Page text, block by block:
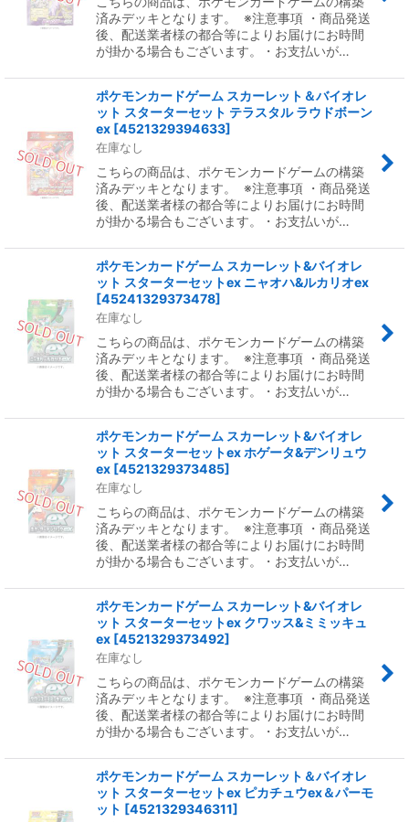
済みデッキとなります。 ※注意事項 ・商品発送
後、配送業者様の都合等によりお届けにお時間
が掛かる場合もございます。・お支払いが…
ポケモンカードゲーム スカーレット＆バイオレ
ット スターターセット テラスタル ラウドボーン
ex [4521329394633]
在庫なし
こちらの商品は、ポケモンカードゲームの構築
済みデッキとなります。 ※注意事項 ・商品発送
後、配送業者様の都合等によりお届けにお時間
が掛かる場合もございます。・お支払いが…
ポケモンカードゲーム スカーレット&バイオレ
ット スターターセットex ニャオハ&ルカリオex
[45241329373478]
在庫なし
こちらの商品は、ポケモンカードゲームの構築
済みデッキとなります。 ※注意事項 ・商品発送
後、配送業者様の都合等によりお届けにお時間
が掛かる場合もございます。・お支払いが…
ポケモンカードゲーム スカーレット&バイオレ
ット スターターセットex ホゲータ&デンリュウ
ex [4521329373485]
在庫なし
こちらの商品は、ポケモンカードゲームの構築
済みデッキとなります。 ※注意事項 ・商品発送
後、配送業者様の都合等によりお届けにお時間
が掛かる場合もございます。・お支払いが…
ポケモンカードゲーム スカーレット&バイオレ
ット スターターセットex クワッス&ミミッキュ
ex [4521329373492]
在庫なし
こちらの商品は、ポケモンカードゲームの構築
済みデッキとなります。 ※注意事項 ・商品発送
後、配送業者様の都合等によりお届けにお時間
が掛かる場合もございます。・お支払いが…
ポケモンカードゲーム スカーレット＆バイオレ
ット スターターセットex ピカチュウex＆パーモ
ット [4521329346311]